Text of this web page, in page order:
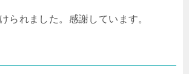
られました。感謝しています。